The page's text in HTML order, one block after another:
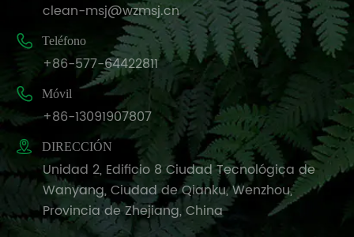
clean-msj@wzmsj.cn
 Teléfono
+86-577-64422811
 Móvil
+86-13091907807
 DIRECCIÓN
Unidad 2, Edificio 8 Ciudad Tecnológica de
Wanyang, Ciudad de Qianku, Wenzhou,
Provincia de Zhejiang, China